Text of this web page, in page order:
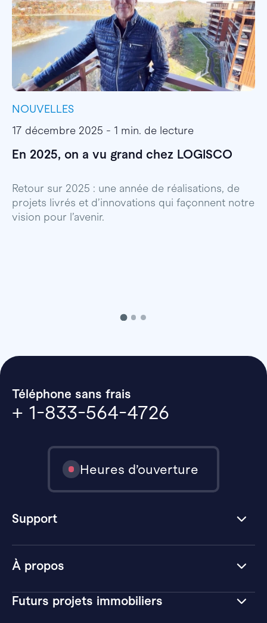
NOUVELLES
17 décembre 2025 - 1 min. de lecture
En 2025, on a vu grand chez LOGISCO
Retour sur 2025 : une année de réalisations, de
projets livrés et d’innovations qui façonnent notre
vision pour l’avenir.
À propos
Futurs projets immobiliers
Téléphone sans frais
+ 1-833-564-4726
Heures d’ouverture
Support